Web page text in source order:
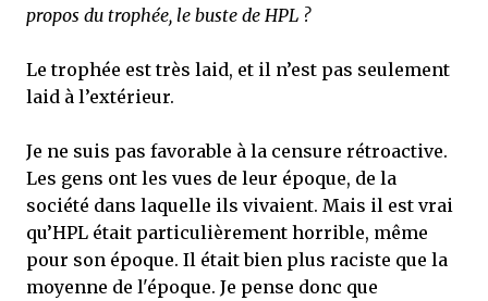
propos du trophée, le buste de HPL ?
Le trophée est très laid, et il n’est pas seulement
laid à l’extérieur.
Je ne suis pas favorable à la censure rétroactive.
Les gens ont les vues de leur époque, de la
société dans laquelle ils vivaient. Mais il est vrai
qu’HPL était particulièrement horrible, même
pour son époque. Il était bien plus raciste que la
moyenne de l'époque. Je pense donc que